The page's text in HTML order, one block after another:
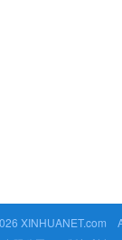
XINHUANET.com